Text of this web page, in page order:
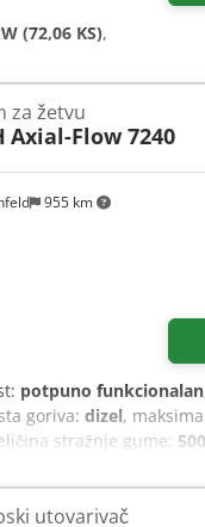
(72,06 KS),
955 km
za žetvu
Axial-Flow 7240
potpuno funkcionalan
goriva: dizel,
stražnje gume:
rasvjeta, repcorez,
Case-IH kombajn AF
30 km/h 6-cilindrični
utovarivač